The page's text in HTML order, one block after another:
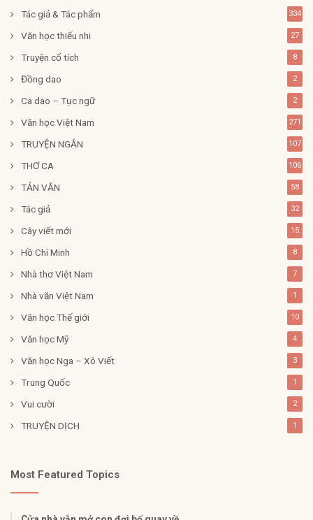
Tác giả & Tác phẩm 334
Văn học thiếu nhi 27
Truyện cổ tích 8
Đồng dao 2
Ca dao – Tục ngữ 2
Văn học Việt Nam 271
TRUYỆN NGẮN 107
THƠ CA 106
TẢN VĂN 58
Tác giả 32
Cây viết mới 15
Hồ Chí Minh 8
Nhà thơ Việt Nam 7
Nhà văn Việt Nam 1
Văn học Thế giới 10
Văn học Mỹ 4
Văn học Nga – Xô Viết 3
Trung Quốc 1
Vui cười 2
TRUYỆN DỊCH 1
Most Featured Topics